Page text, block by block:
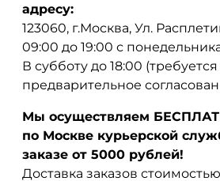
адресу:
123060, г.Москва, Ул.
09:00 до 19:00 с
В субботу до 18:00 (требуется
предварительное
Мы осуществляем
по Москве курьерской
заказе от 5000 рублей!
Доставка заказов